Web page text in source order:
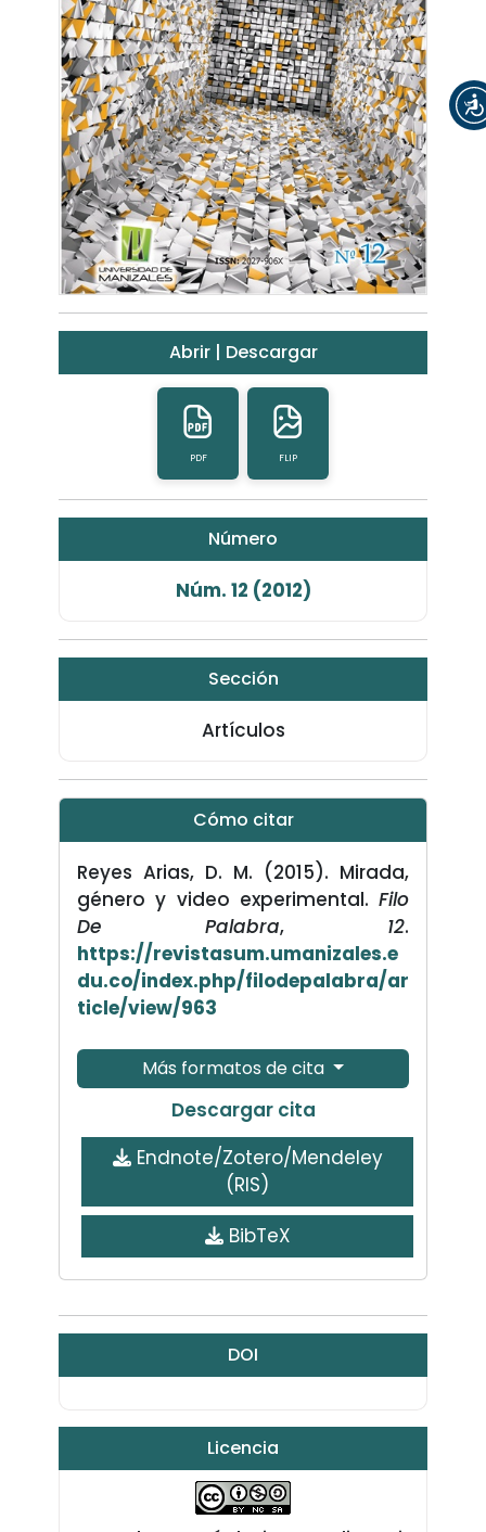
Abrir | Descargar
PDF FLIP
Número
Núm. 12 (2012)
Sección
Artículos
Cómo citar
Reyes Arias, D. M. (2015). Mirada,
género y video experimental. Filo
De Palabra, 12.
https://revistasum.umanizales.e
du.co/index.php/filodepalabra/ar
ticle/view/963
Más formatos de cita
Descargar cita
Endnote/Zotero/Mendeley
(RIS)
BibTeX
DOI
Licencia